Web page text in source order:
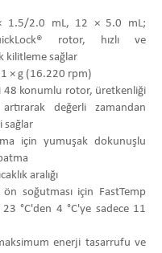
1.5/2.0 mL, 12 × 5.0 mL;
rotor, hızlı ve
kilitleme sağlar
× g (16.220 rpm)
48 konumlu rotor, üretkenliği
değerli zamandan
sağlar
için yumuşak dokunuşlu
aralığı
ön soğutması için FastTemp
°C'den 4 °C'ye sadece 11
enerji tasarrufu ve